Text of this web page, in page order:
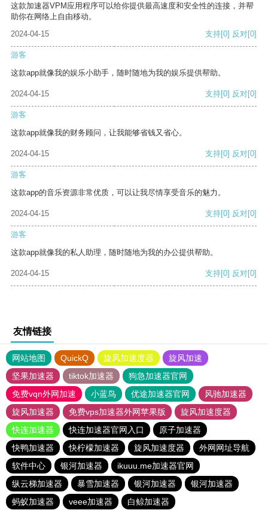
这款加速器VPM应用程序可以给你提供最高速度和安全性的连接，并帮
助你在网络上自由移动。
2024-04-15
支持[0] 反对[0]
游客
这款app就像我的娱乐小助手，随时随地为我的娱乐提供帮助。
2024-04-15 支持[0] 反对[0]
游客
这款app就像我的财务顾问，让我能够省钱又省心。
2024-04-15 支持[0] 反对[0]
游客
这款app的音乐资源非常优质，可以让我尽情享受音乐的魅力。
2024-04-15 支持[0] 反对[0]
游客
这款app就像我的私人助理，随时随地为我的办公提供帮助。
2024-04-15 支持[0] 反对[0]
友情链接
网站地图 QuickQ 旋风加速度器
旋风加速
坚果加速器
tiktok加速器
狗急加速器官网
免费vqn外网加速
小蓝鸟 优途加速器官网
风驰加速器
旋风加速器
免费vps加速器外网苹果版
旋风加速度器
快连加速器
快连加速器官网入口
原子加速器
快鸭加速器
快柠檬加速器 旋风加速度器
外网网址导航
软件中心
银河加速器
ikuuu.me加速器官网
纵云梯加速器
暴雪加速器 银河加速器
银河加速器
蚂蚁加速器
veee加速器 白鲸加速器